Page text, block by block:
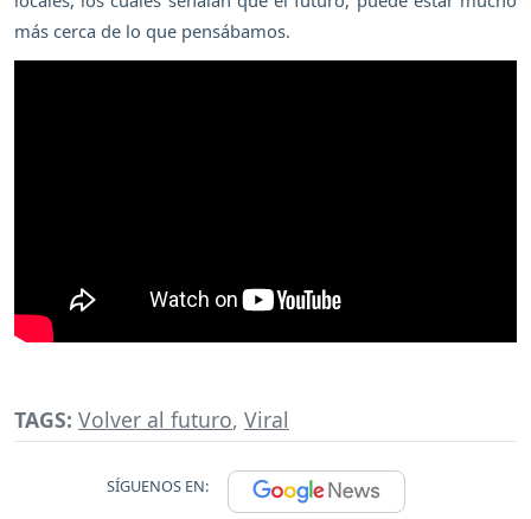
más cerca de lo que pensábamos.
TAGS: Volver al futuro, Viral
SÍGUENOS EN: